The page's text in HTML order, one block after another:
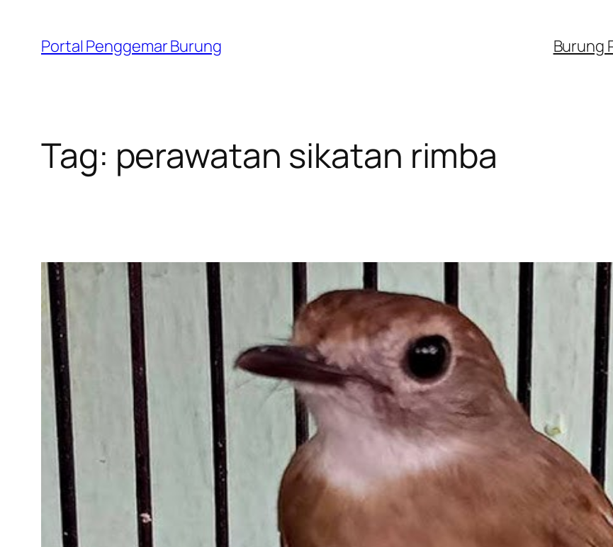
content
Portal Penggemar Burung Burung
Tag: perawatan sikatan rimba